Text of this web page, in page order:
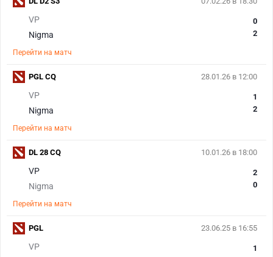
VP
Nigma
0
2
Перейти на матч
28.01.26 в 12:00
VP
Nigma
1
2
Перейти на матч
PGL CQ
10.01.26 в 18:00
VP
Nigma
2
0
Перейти на матч
DL 28 CQ
23.06.25 в 16:55
VP
1
PGL